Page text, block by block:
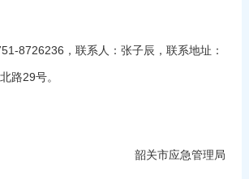
8726236，联系人：张子辰，联系地址：
路29号。
韶关市应急管理局